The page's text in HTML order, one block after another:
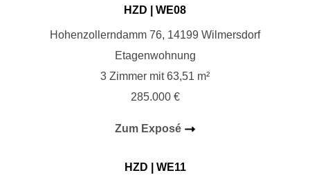
HZD | WE08
Hohenzollerndamm 76, 14199 Wilmersdorf
Etagenwohnung
3 Zimmer mit 63,51 m²
285.000 €
Zum Exposé
HZD | WE11